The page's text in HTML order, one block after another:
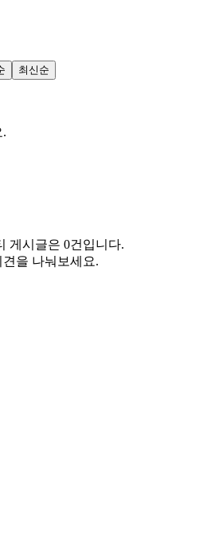
최신순
.
게시글은 0건입니다.
을 나눠보세요.